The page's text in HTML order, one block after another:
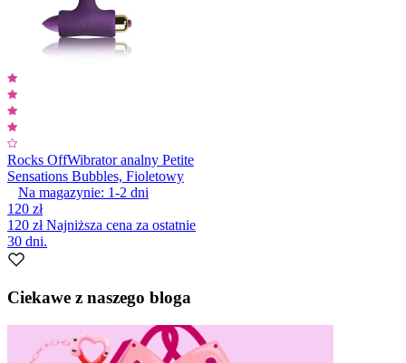
Rocks OffWibrator analny Petite
Sensations Bubbles, Fioletowy
Na magazynie: 1-2 dni
120 zł
120 złNajniższa cena za ostatnie
30 dni.
Ciekawe z naszego bloga